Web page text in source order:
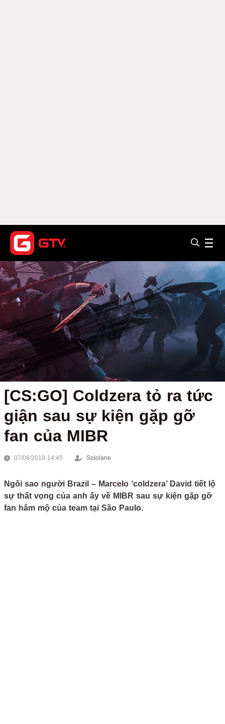
[CS:GO] Coldzera tỏ ra tức
giận sau sự kiện gặp gỡ
fan của MIBR
07/08/2019 14:45 Sololane
Ngôi sao người Brazil – Marcelo ‘coldzera’ David tiết lộ
sự thất vọng của anh ấy về MIBR sau sự kiện gặp gỡ
fan hâm mộ của team tại São Paulo.